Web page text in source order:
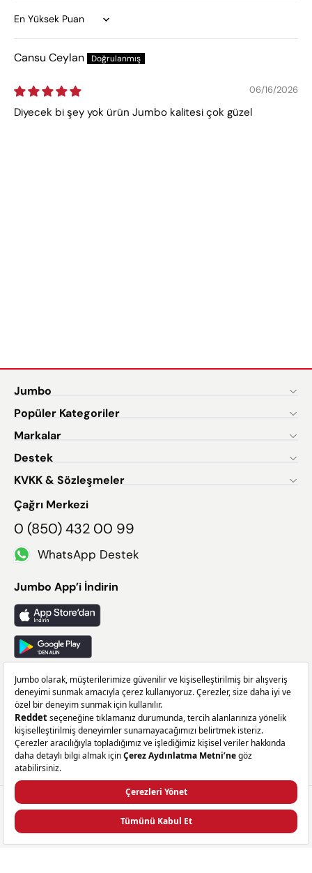
Sepette
2.399,20 TL
2.999,00 TL
SEPETE EKLE
Sort by
Cansu Ceylan
06/16/2026
Diyecek bi şey yok ürün Jumbo kalitesi çok güzel
Jumbo
Popüler Kategoriler
Markalar
Destek
KVKK & Sözleşmeler
Çağrı Merkezi
0 (850) 432 00 99
WhatsApp Destek
Jumbo App’i İndirin
Takip Edin
Facebook
X
Instagram
Linkedin